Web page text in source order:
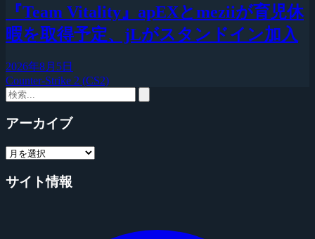
『Team Vitality』apEXとmeziiが育児休
暇を取得予定、jLがスタンドイン加入
2026年8月5日
Counter-Strike 2 (CS2)
アーカイブ
サイト情報